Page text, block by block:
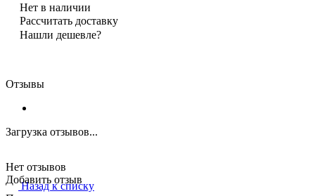
Нет в наличии
Рассчитать доставку
Нашли дешевле?
Отзывы
Загрузка отзывов...
Нет отзывов
Добавить отзыв
Назад к списку